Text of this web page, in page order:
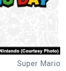
فرهنگ و زندگی
علم و فناوری
مستندها
رمز مهسا
دنبال کنید
Super Mario